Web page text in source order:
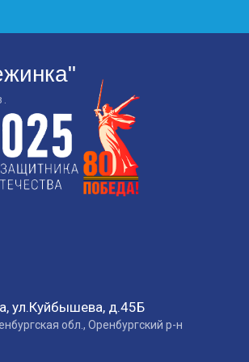
ул.Куйбышева, д.45Б
обл., Оренбургский р-н